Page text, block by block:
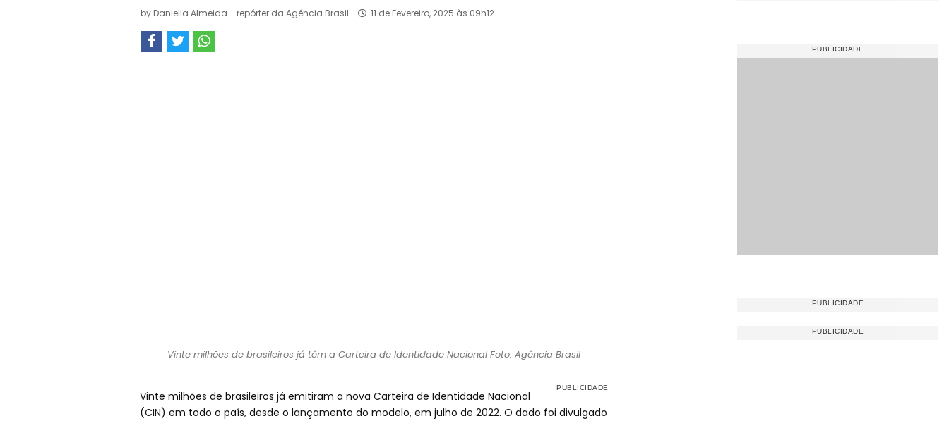
by Daniella Almeida - repórter da Agência Brasil 11 de Fevereiro, 2025 às 09h12
Vinte milhões de brasileiros já têm a Carteira de Identidade Nacional Foto: Agência Brasil
Vinte milhões de brasileiros já emitiram a nova Carteira de Identidade Nacional
(CIN) em todo o país, desde o lançamento do modelo, em julho de 2022. O dado foi divulgado